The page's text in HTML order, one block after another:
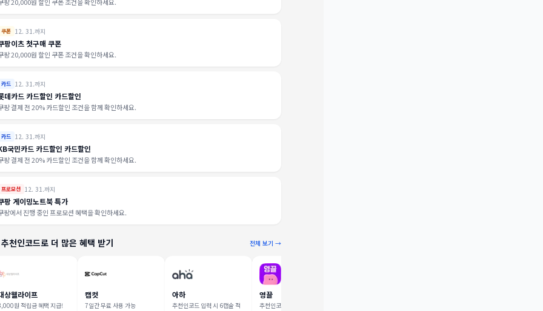
쿠폰 12. 31.까지
팡이츠 첫구매 쿠폰
팡 20,000원 할인 쿠폰 조건을 확인하세요.
카드 12. 31.까지
데카드 카드할인 카드할인
팡 결제 전 20% 카드할인 조건을 함께 확인하세요.
카드 12. 31.까지
국민카드 카드할인 카드할인
팡 결제 전 20% 카드할인 조건을 함께 확인하세요.
프로모션 12. 31.까지
팡 게이밍노트북 특가
팡에서 진행 중인 프로모션 혜택을 확인하세요.
천인코드로 더 많은 혜택 받기 전체 보기 →
상웰라이프
원 적립금 혜택 지급!
캡컷
7일간 무료 사용 가능
아하
추천인코드 입력 시 6캡슐 적
영끌
추천인코드 입력 시 1,000 포